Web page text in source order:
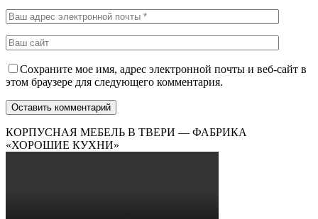
Сохраните мое имя, адрес электронной почты и веб-сайт в
этом браузере для следующего комментария.
КОРПУСНАЯ МЕБЕЛЬ В ТВЕРИ — ФАБРИКА
«ХОРОШИЕ КУХНИ»